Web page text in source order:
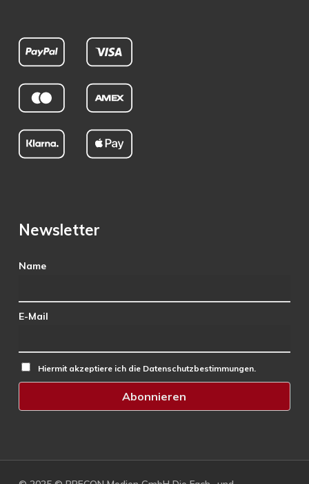
Newsletter
Name
E-Mail
Hiermit akzeptiere ich die Datenschutzbestimmungen.